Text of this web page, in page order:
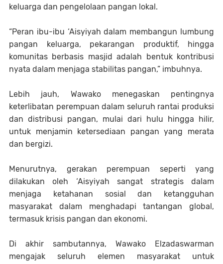
keluarga dan pengelolaan pangan lokal.
“Peran ibu-ibu ‘Aisyiyah dalam membangun lumbung
pangan keluarga, pekarangan produktif, hingga
komunitas berbasis masjid adalah bentuk kontribusi
nyata dalam menjaga stabilitas pangan,” imbuhnya.
Lebih jauh, Wawako menegaskan pentingnya
keterlibatan perempuan dalam seluruh rantai produksi
dan distribusi pangan, mulai dari hulu hingga hilir,
untuk menjamin ketersediaan pangan yang merata
dan bergizi.
Menurutnya, gerakan perempuan seperti yang
dilakukan oleh ‘Aisyiyah sangat strategis dalam
menjaga ketahanan sosial dan ketangguhan
masyarakat dalam menghadapi tantangan global,
termasuk krisis pangan dan ekonomi.
Di akhir sambutannya, Wawako Elzadaswarman
mengajak seluruh elemen masyarakat untuk